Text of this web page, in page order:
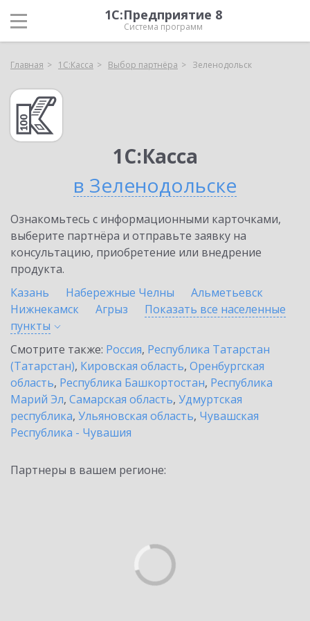
1С:Предприятие 8
Система программ
Главная 1С:Касса Выбор партнёра Зеленодольск
1С:Касса
в Зеленодольске
Ознакомьтесь с информационными карточками,
выберите партнёра и отправьте заявку на
консультацию, приобретение или внедрение
продукта.
Казань
Набережные Челны
Альметьевск
Нижнекамск
Агрыз
Показать все населенные
пункты
Смотрите также: Россия, Республика Татарстан
(Татарстан), Кировская область, Оренбургская
область, Республика Башкортостан, Республика
Марий Эл, Самарская область, Удмуртская
республика, Ульяновская область, Чувашская
Республика - Чувашия
Партнеры в вашем регионе: